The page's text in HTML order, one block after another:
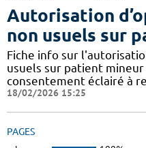
Autorisation
non usuels sur
Fiche info sur
usuels sur patient
consentement éclairé à
18/02/2026 15:25
PAGES